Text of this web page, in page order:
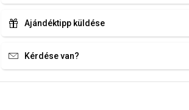
Ajándéktipp küldése
Kérdése van?